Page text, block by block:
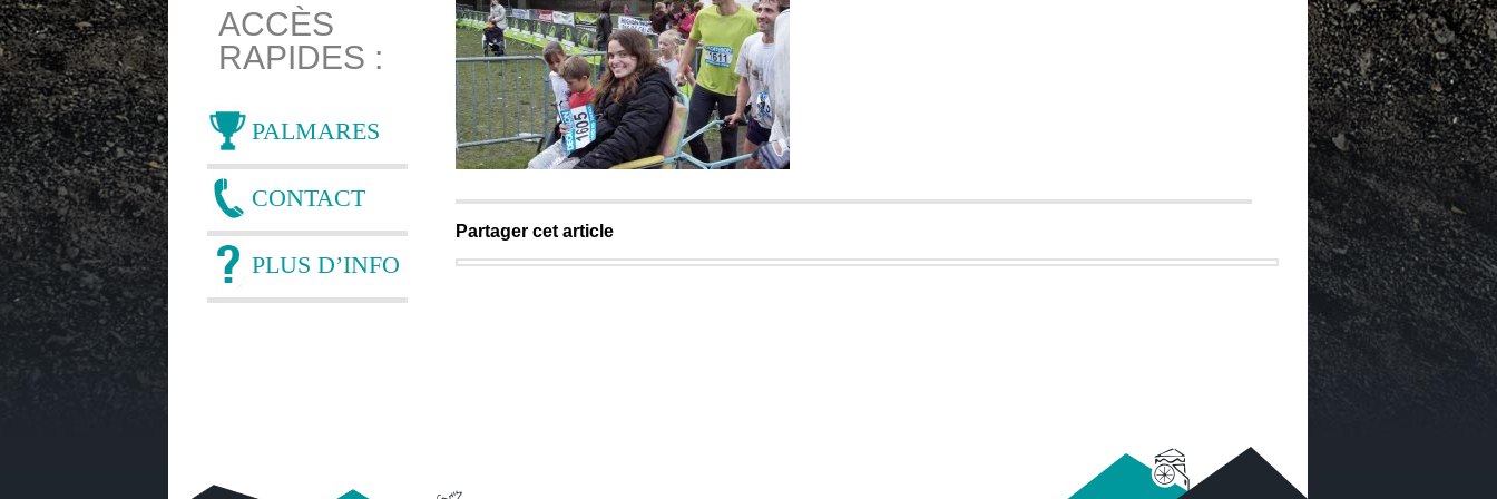
ACCÈS
RAPIDES :
PALMARES
CONTACT
PLUS D’INFO
Partager cet article